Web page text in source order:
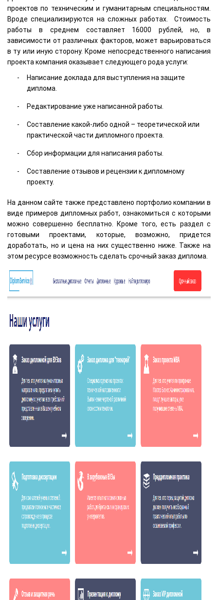
проектов по техническим и гуманитарным специальностям.
Вроде специализируются на сложных работах. Стоимость
работы в среднем составляет 16000 рублей, но, в
зависимости от различных факторов, может варьироваться
в ту или иную сторону. Кроме непосредственного написания
проекта компания оказывает следующего рода услуги:
Написание доклада для выступления на защите
диплома.
Редактирование уже написанной работы.
Составление какой-либо одной – теоретической или
практической части дипломного проекта.
Сбор информации для написания работы.
Составление отзывов и рецензии к дипломному
проекту.
На данном сайте также представлено портфолио компании в
виде примеров дипломных работ, ознакомиться с которыми
можно совершенно бесплатно. Кроме того, есть раздел с
готовыми проектами, которые, возможно, придется
доработать, но и цена на них существенно ниже. Также на
этом ресурсе возможность сделать срочный заказ диплома.